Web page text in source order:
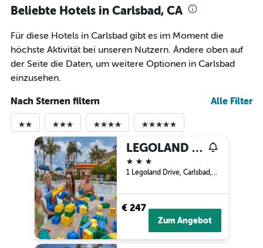
Beliebte Hotels in Carlsbad, CA
Für diese Hotels in Carlsbad gibt es im Moment die
höchste Aktivität bei unseren Nutzern. Ändere oben auf
der Seite die Daten, um weitere Optionen in Carlsbad
einzusehen.
Nach Sternen filtern Alle Filter
LEGOLAND California Resort And Castle Hotel
3 Sterne
1 Legoland Drive, Carlsbad, CA, USA
€ 247
Zum Angebot